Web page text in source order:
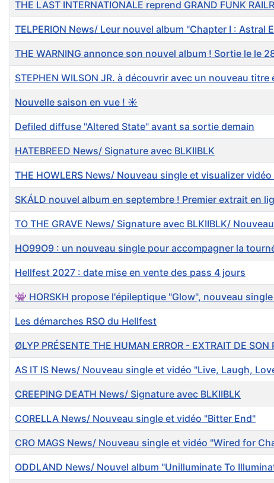
THE LAST INTERNATIONALE reprend GRAND FUNK
TELPERION News/ Leur nouvel album "Chapter I : Astral
THE WARNING annonce son nouvel album ! Sortie le le
STEPHEN WILSON JR.​ à découvrir avec un nouveau
Nouvelle saison en vue ! ☀️
Defiled diffuse "Altered State" avant sa sortie demain
HATEBREED News/ Signature avec BLKIIBLK
THE HOWLERS News/ Nouveau single et visualizer
SKÁLD nouvel album en septembre ! Premier extrait en
TO THE GRAVE News/ Signature avec BLKIIBLK/
HO99O9 : un nouveau single pour accompagner la
Hellfest 2027 : date mise en vente des pass 4 jours
👾 HORSKH propose l'épileptique "Glow", nouveau
Les démarches RSO du Hellfest
ØLYP PRÉSENTE THE HUMAN ERROR - EXTRAIT DE
AS IT IS News/ Nouveau single et vidéo "Live, Laugh,
CREEPING DEATH News/ Signature avec BLKIIBLK
CORELLA News/ Nouveau single et vidéo "Bitter End"
CRO MAGS News/ Nouveau single et vidéo "Wired for
ODDLAND News/ Nouvel album "Unilluminate To